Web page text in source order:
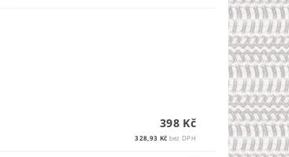
398 Kč
328,93 Kč bez DPH